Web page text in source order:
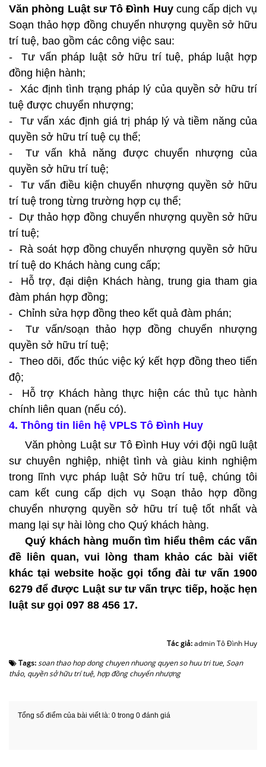
Văn phòng Luật sư Tô Đình Huycung cấp dịch vụ
Soạn thảo hợp đồng chuyển nhượng quyền sở hữu
trí tuệ, bao gồm các công việc sau:
- Tư vấn pháp luật sở hữu trí tuệ, pháp luật hợp
đồng hiện hành;
- Xác định tình trạng pháp lý của quyền sở hữu trí
tuệ được chuyển nhượng;
- Tư vấn xác định giá trị pháp lý và tiềm năng của
quyền sở hữu trí tuệ cụ thể;
- Tư vấn khả năng được chuyển nhượng của
quyền sở hữu trí tuệ;
- Tư vấn điều kiện chuyển nhượng quyền sở hữu
trí tuệ trong từng trường hợp cụ thể;
- Dự thảo hợp đồng chuyển nhượng quyền sở hữu
trí tuệ;
- Rà soát hợp đồng chuyển nhượng quyền sở hữu
trí tuệ do Khách hàng cung cấp;
- Hỗ trợ, đại diện Khách hàng, trung gia tham gia
đàm phán hợp đồng;
- Chỉnh sửa hợp đồng theo kết quả đàm phán;
- Tư vấn/soạn thảo hợp đồng chuyển nhượng
quyền sở hữu trí tuệ;
- Theo dõi, đốc thúc việc ký kết hợp đồng theo tiến
độ;
- Hỗ trợ Khách hàng thực hiện các thủ tục hành
chính liên quan (nếu có).
4. Thông tin liên hệ VPLS Tô Đình Huy
Văn phòng Luật sư Tô Đình Huy với đội ngũ luật
sư chuyên nghiệp, nhiệt tình và giàu kinh nghiệm
trong lĩnh vực pháp luật Sở hữu trí tuệ, chúng tôi
cam kết cung cấp dịch vụ Soạn thảo hợp đồng
chuyển nhượng quyền sở hữu trí tuệ tốt nhất và
mang lại sự hài lòng cho Quý khách hàng.
Quý khách hàng muốn tìm hiểu thêm các vấn
đề liên quan, vui lòng tham khảo các bài viết
khác tại website hoặc gọi tổng đài tư vấn 1900
6279 để được Luật sư tư vấn trực tiếp, hoặc hẹn
luật sư gọi 097 88 456 17.
Tác giả:admin Tô Đình Huy
Tags:soan thao hop dong chuyen nhuong quyen so huu tri tue, Soạn
thảo, quyền sở hữu trí tuệ, hợp đồng chuyển nhượng
Tổng số điểm của bài viết là: 0 trong 0 đánh giá